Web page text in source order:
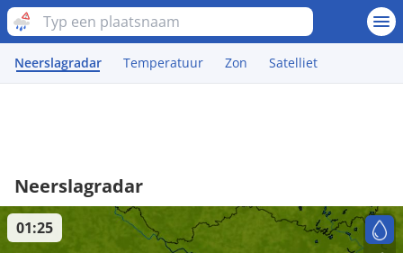
Neerslagradar Temperatuur Zon Satelliet
Neerslagradar
01:25